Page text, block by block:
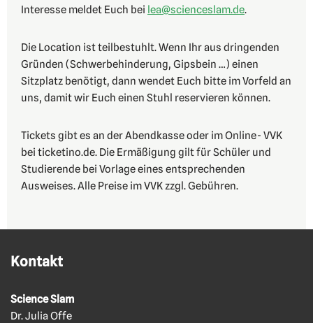
Interesse meldet Euch bei lea@scienceslam.de.
Die Location ist teilbestuhlt. Wenn Ihr aus dringenden
Gründen (Schwerbehinderung, Gipsbein …) einen
Sitzplatz benötigt, dann wendet Euch bitte im Vorfeld an
uns, damit wir Euch einen Stuhl reservieren können.
Tickets gibt es an der Abendkasse oder im Online- VVK
bei ticketino.de. Die Ermäßigung gilt für Schüler und
Studierende bei Vorlage eines entsprechenden
Ausweises. Alle Preise im VVK zzgl. Gebühren.
Kontakt
Science Slam
Dr. Julia Offe